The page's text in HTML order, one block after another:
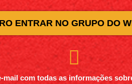
ENTRAR NO GRUPO DO
mail com todas as informações